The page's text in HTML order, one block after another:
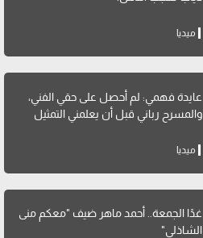
ميديا
عايدة فهمي: لم أحصل على حقي الفني،
والمسرح رباني قبل أن يعلمني التمثيل
ميديا
غدًا الجمعة.. أحمد ماهر ضيف "معكم منى
الشاذلي"